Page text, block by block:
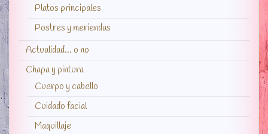
Platos principales
Postres y meriendas
Actualidad… o no
Chapa y pintura
Cuerpo y cabello
Cuidado facial
Maquillaje